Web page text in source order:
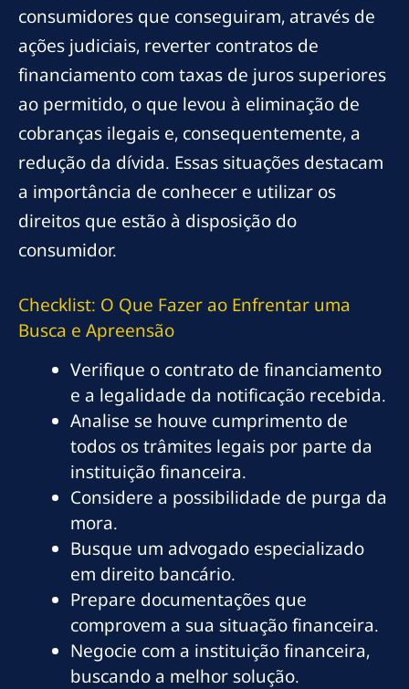
consumidores que conseguiram, através de
ações judiciais, reverter contratos de
financiamento com taxas de juros superiores
ao permitido, o que levou à eliminação de
cobranças ilegais e, consequentemente, a
redução da dívida. Essas situações destacam
a importância de conhecer e utilizar os
direitos que estão à disposição do
consumidor.
Checklist: O Que Fazer ao Enfrentar uma
Busca e Apreensão
Verifique o contrato de financiamento
e a legalidade da notificação recebida.
Analise se houve cumprimento de
todos os trâmites legais por parte da
instituição financeira.
Considere a possibilidade de purga da
mora.
Busque um advogado especializado
em direito bancário.
Prepare documentações que
comprovem a sua situação financeira.
Negocie com a instituição financeira,
buscando a melhor solução.